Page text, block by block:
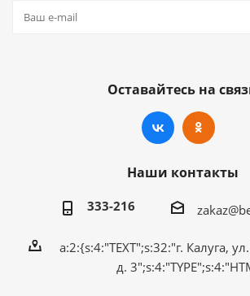
Оставайтесь на
Наши контакты
333-216
a:2:{s:4:"TEXT";s:32:"г. Калуга,
д.